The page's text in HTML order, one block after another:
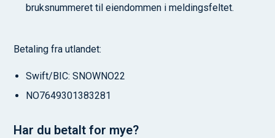
bruksnummeret til eiendommen i meldingsfeltet.
Betaling fra utlandet:
Swift/BIC: SNOWNO22
NO7649301383281
Har du betalt for mye?